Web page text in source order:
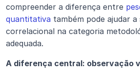
compreender a diferença entre
quantitativa também pode ajudar a
correlacional na categoria
adequada.
A diferença central: observação